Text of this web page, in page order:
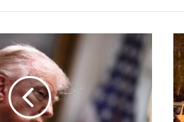
محقق
شدن
شروط
ایران
تنها
راه